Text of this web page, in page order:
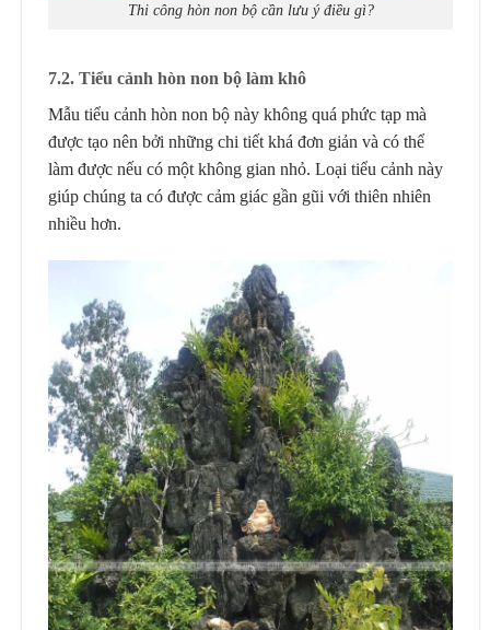
Thi công hòn non bộ cần lưu ý điều gì?
7.2. Tiểu cảnh hòn non bộ làm khô
Mẫu tiểu cảnh hòn non bộ này không quá phức tạp mà
được tạo nên bởi những chi tiết khá đơn giản và có thể
làm được nếu có một không gian nhỏ. Loại tiểu cảnh này
giúp chúng ta có được cảm giác gần gũi với thiên nhiên
nhiều hơn.